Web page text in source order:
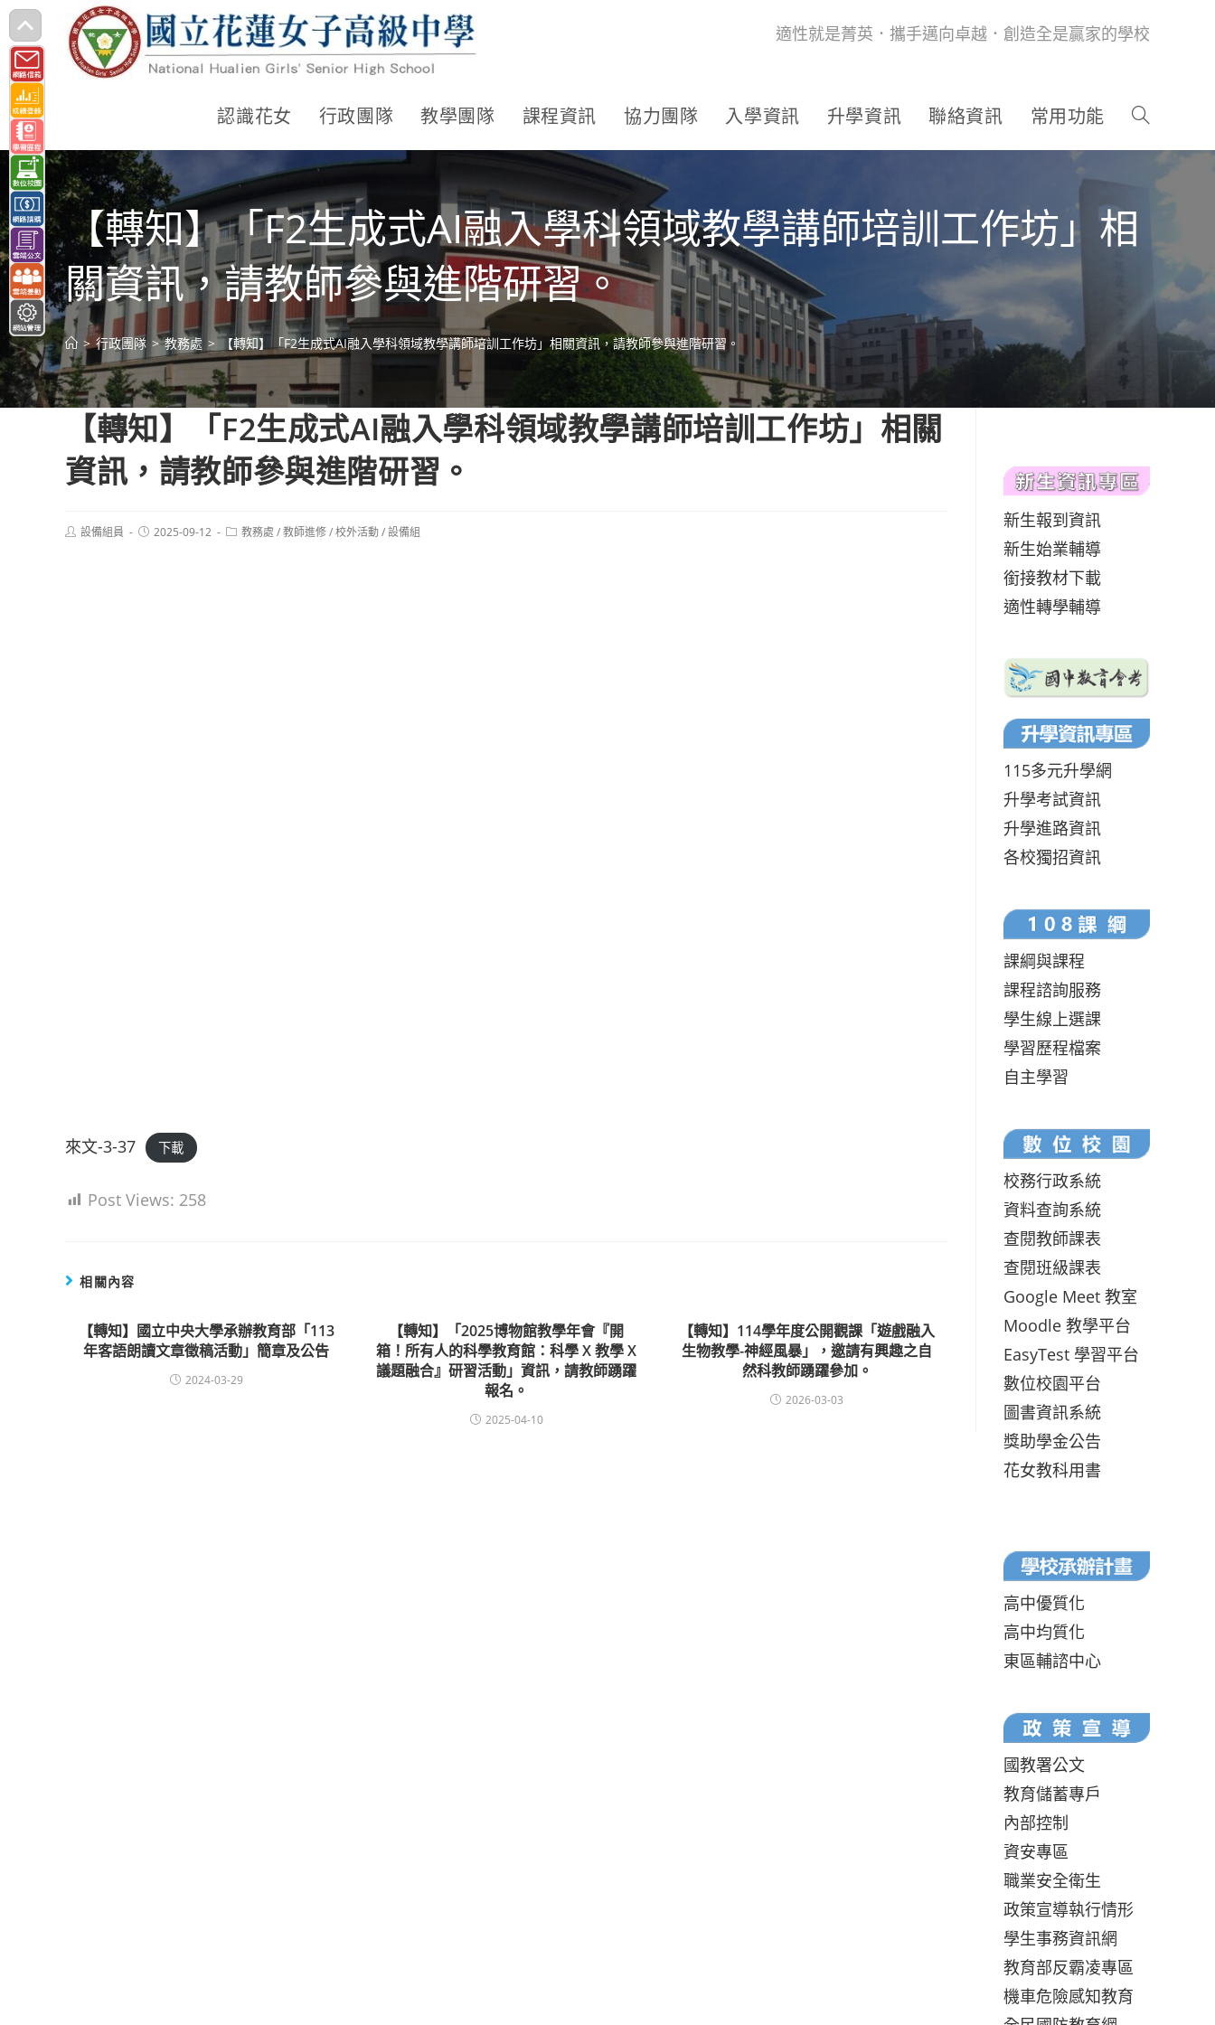
跳
轉
至
主
要
內
容
適性就是菁英．攜手邁向卓越．創造全是贏家的學校
認識花女 行政團隊 教學團隊 課程資訊 協力團隊 入學資訊 升學資訊 聯絡資訊 常用功能
【轉知】「F2生成式AI融入學科領域教學講師培訓工作坊」相
關資訊，請教師參與進階研習。
> 行政團隊 > 教務處 > 【轉知】「F2生成式AI融入學科領域教學講師培訓工作坊」相關資訊，請教師參與進階研習。
【轉知】「F2生成式AI融入學科領域教學講師培訓工作坊」相關
資訊，請教師參與進階研習。
Post設備組員
Post2025-09-12
Post教務處 /教師進修/校外活動/設備組
來文-3-37 下載
Post Views: 258
相關內容
【轉知】國立中央大學承辦教育部「113
年客語朗讀文章徵稿活動」簡章及公告
2024-03-29
【轉知】「2025博物館教學年會『開
箱！所有人的科學教育館：科學 X 教學 X
議題融合』研習活動」資訊，請教師踴躍
報名。
2025-04-10
【轉知】114學年度公開觀課「遊戲融入
生物教學-神經風暴」，邀請有興趣之自
然科教師踴躍參加。
2026-03-03
新生報到資訊
新生始業輔導
銜接教材下載
適性轉學輔導
115多元升學網
升學考試資訊
升學進路資訊
各校獨招資訊
課綱與課程
課程諮詢服務
學生線上選課
學習歷程檔案
自主學習
校務行政系統
資料查詢系統
查閱教師課表
查閱班級課表
Google Meet 教室
Moodle 教學平台
EasyTest 學習平台
數位校園平台
圖書資訊系統
獎助學金公告
花女教科用書
高中優質化
高中均質化
東區輔諮中心
國教署公文
教育儲蓄專戶
內部控制
資安專區
職業安全衛生
政策宣導執行情形
學生事務資訊網
教育部反霸凌專區
機車危險感知教育